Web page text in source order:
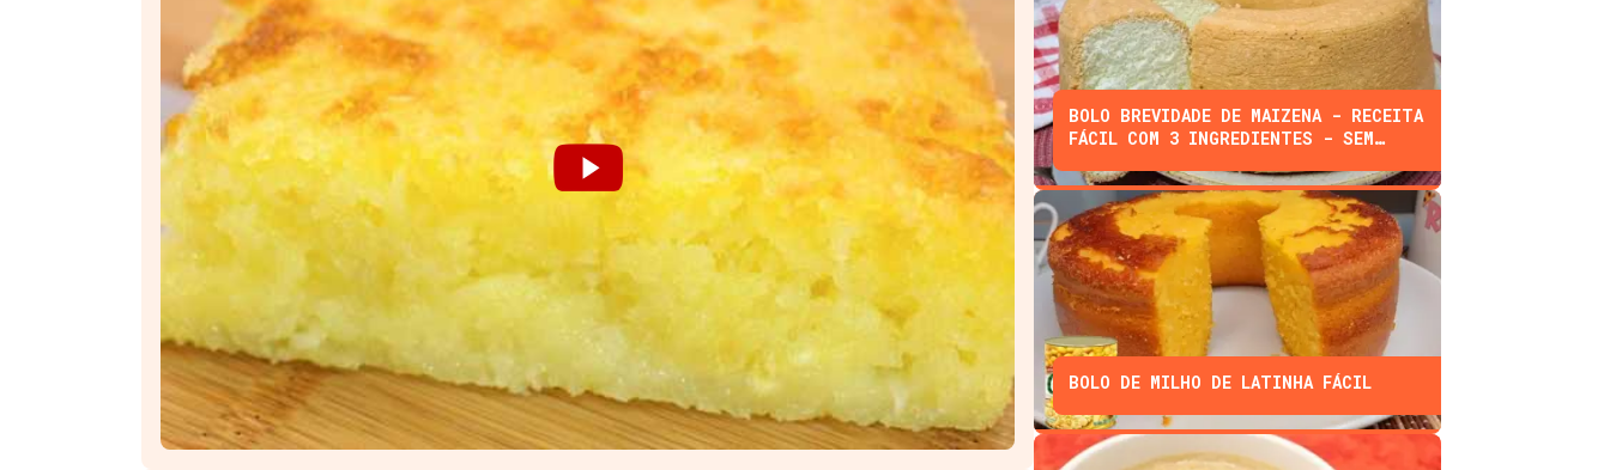
BOLO BREVIDADE DE MAIZENA - RECEITA
FÁCIL COM 3 INGREDIENTES - SEM
BOLO DE MILHO DE LATINHA FÁCIL